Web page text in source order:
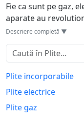
Fie ca sunt pe gaz,
aparate au
uniforma a caldurii
temperatura.
vizibilitate directa a
ce variantele
Plitele cu inductie
rapid si folosind
oprirea automata
Descriere completă ▼
Plite incorporabile
Plite electrice
Plite gaz